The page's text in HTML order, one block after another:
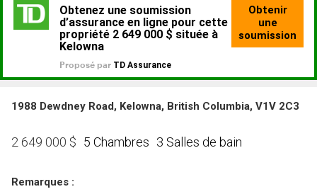
1988 Dewdney Road, Kelowna, British Columbia, V1V 2C3
2 649 000 $ 5 Chambres 3 Salles de bain
Remarques :